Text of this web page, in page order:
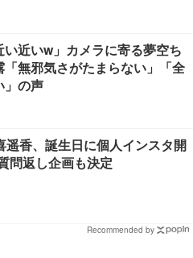
近いw」カメラに寄る夢空ち
「無邪気さがたまらない」「全
」の声
遥香、誕生日に個人インスタ開
問返し企画も決定
Recommended by